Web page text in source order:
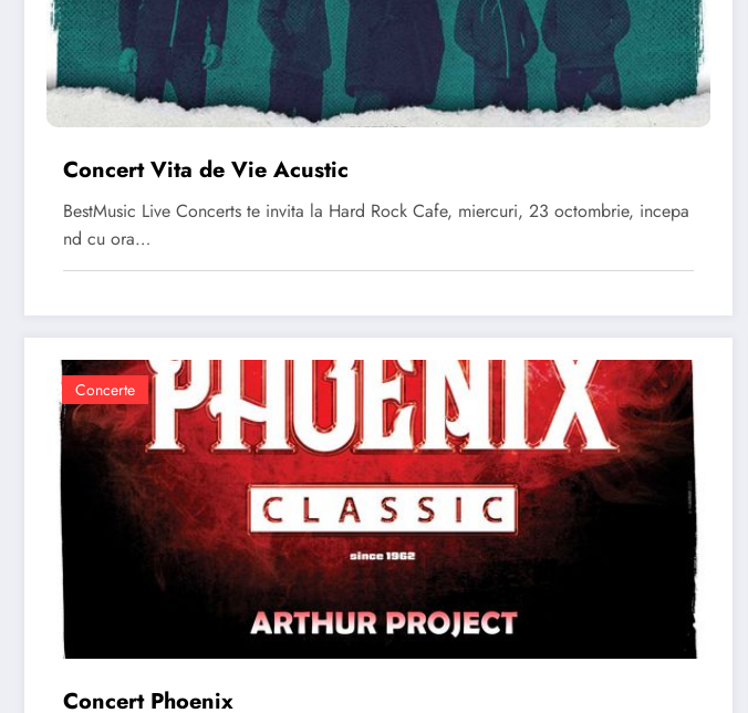
Concert Vita de Vie Acustic
BestMusic Live Concerts te invita la Hard Rock Cafe, miercuri, 23 octombrie, incepa
nd cu ora…
Concerte
Concert Phoenix